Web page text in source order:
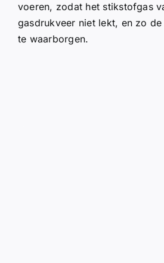
voeren, zodat het stikstofgas
gasdrukveer niet lekt, en zo
te waarborgen.